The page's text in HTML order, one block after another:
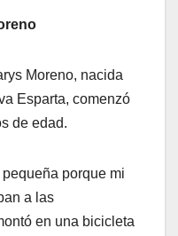
Moreno, nacida
Esparta, comenzó
de edad.
porque mi
a las
en una bicicleta